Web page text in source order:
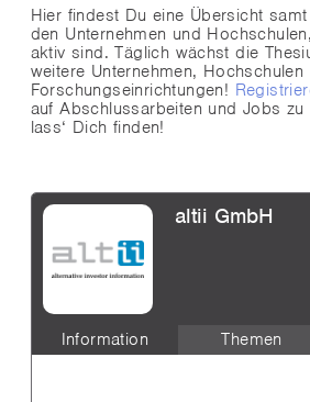
Hier findest Du eine Übersicht
den Unternehmen und
aktiv sind. Täglich wächst die
weitere Unternehmen, Hochschulen
Forschungseinrichtungen!
auf Abschlussarbeiten und Jobs
lass‘ Dich finden!
altii GmbH
Information Themen